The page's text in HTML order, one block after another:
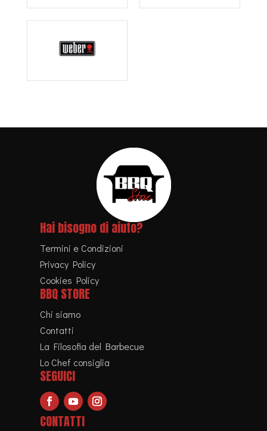
Hai bisogno di aiuto?
Termini e Condizioni
Privacy Policy
Cookies Policy
BBQ STORE
Chi siamo
Contatti
La Filosofia del Barbecue
Lo Chef consiglia
SEGUICI
CONTATTI